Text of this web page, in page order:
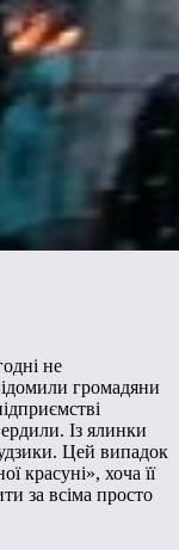
не
громадяни
Із ялинки
Цей випадок
красуні», хоча її
за всіма просто